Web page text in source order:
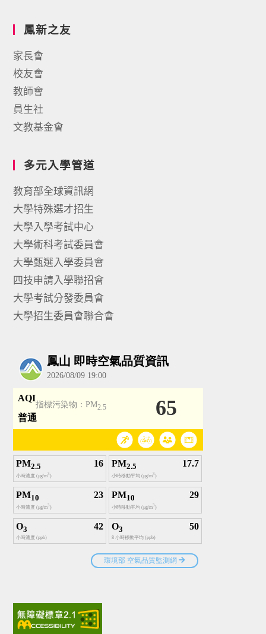
鳳新之友
家長會
校友會
教師會
員生社
文教基金會
多元入學管道
教育部全球資訊網
大學特殊選才招生
大學入學考試中心
大學術科考試委員會
大學甄選入學委員會
四技申請入學聯招會
大學考試分發委員會
大學招生委員會聯合會